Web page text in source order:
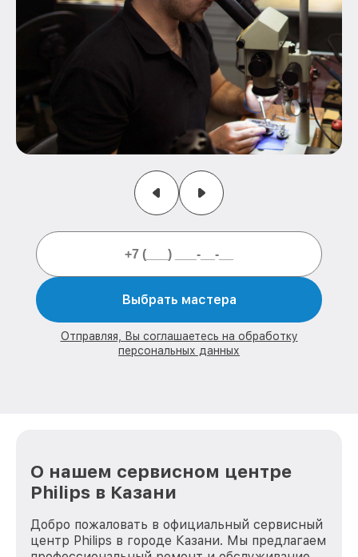
Выбрать мастера
Отправляя, Вы соглашаетесь на обработку
персональных данных
О нашем сервисном центре
Philips в Казани
Добро пожаловать в официальный сервисный
центр Philips в городе Казани. Мы предлагаем